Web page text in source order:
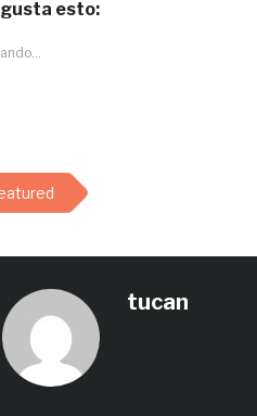
esto:
tucan